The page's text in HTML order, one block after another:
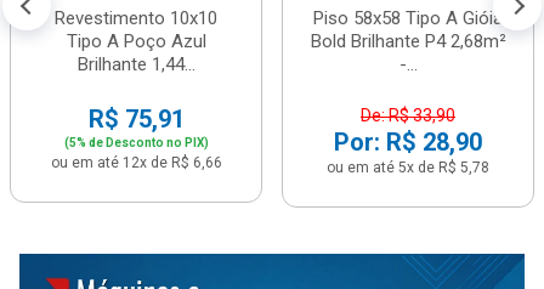
Revestimento 10x10
Tipo A Poço Azul
Brilhante 1,44...
R$ 75,91
(5% de Desconto no PIX)
ou em até 12x de R$ 6,66
Piso 58x58 Tipo A Gióia
Bold Brilhante P4 2,68m²
-...
De: R$ 33,90
Por: R$ 28,90
ou em até 5x de R$ 5,78